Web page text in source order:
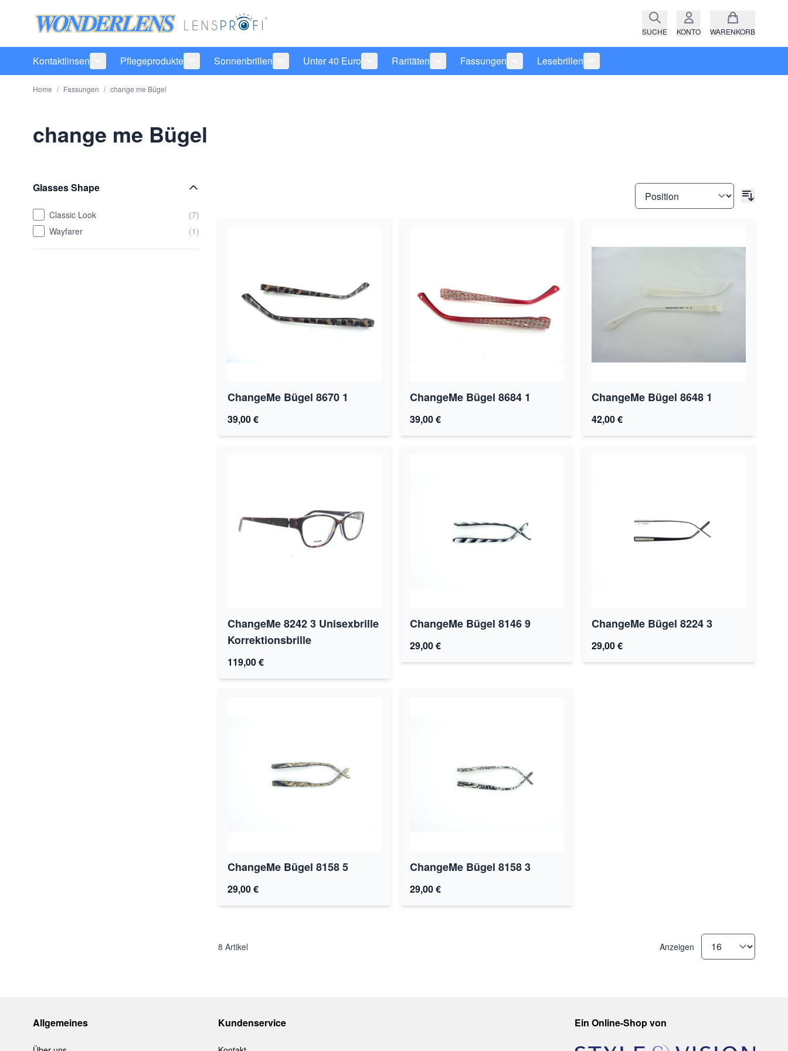
SUCHE KONTO WARENKORB
Kontaktlinsen
Untermenü für Kategorie Kontaktlinsen anzeigen
Pflegeprodukte
Untermenü für Kategorie Pflegeprodukte anzeigen
Sonnenbrillen
Untermenü für Kategorie Sonnenbrillen anzeigen
Unter 40 Euro
Untermenü für Kategorie Unter 40 Euro anzeigen
Raritäten
Untermenü für Kategorie Raritäten anzeigen
Fassungen
Untermenü für Kategorie Fassungen anzeigen
Lesebrillen
Untermenü für Kategorie Lesebrillen anzeigen
Home / Fassungen / change me Bügel
change me Bügel
Glasses Shape
Classic Look
(7)
Wayfarer
(1)
ChangeMe Bügel 8670 1
39,00 €
ChangeMe Bügel 8684 1
39,00 €
ChangeMe Bügel 8648 1
42,00 €
ChangeMe 8242 3 Unisexbrille
Korrektionsbrille
119,00 €
ChangeMe Bügel 8146 9
29,00 €
ChangeMe Bügel 8224 3
29,00 €
ChangeMe Bügel 8158 5
29,00 €
ChangeMe Bügel 8158 3
29,00 €
8 Artikel Anzeigen
Allgemeines Kundenservice Ein Online-Shop von